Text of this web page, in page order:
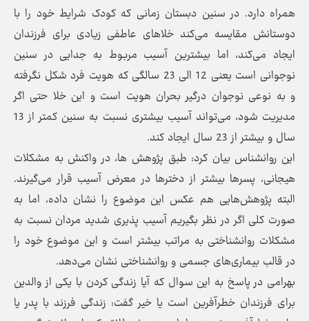
همراه دارد. در سنین دبستان زمانی که کودک شرایط خود را با
دوستانش مقایسه می‌کند خلا‌های عاطفی زیادی برای فرزندان
ایجاد می‌کند، اما بیشترین آسیب مربوط به جدایی در سنین
نوجوانی است یعنی 12 الی 23 سالگی که هویت فرد شکل نگرفته
و به نوعی نوجوان درگیر بحران هویت است و این خلا حتی اگر
مدیریت شود، می‌تواند آسیب بیشتری نسبت به سنین کمتر از 13
سال و بیشتر از 23 سال ایجاد کند.
این روانشناس بیان کرد: طبق پژوهش ها، در واکنش به مشکلات
هیجانی، پسر‌ها بیشتر از دختر‌ها در معرض آسیب قرار می‌گیرند.
البته پژوهش‌هایی هم عکس این موضوع را نشان داده، اما به
صورت کلی اگر در نظر بگیریم آسیب پذیری شدید مردان نسبت به
مشکلات روانشناختی به مراتب بیشتر است و این موضوع خود را
در قالب بیماری‌های جسمی و روانشناختی نشان می‌دهد.
بهرامی در پاسخ به این سوال که آیا زندگی کردن با یکی از والدین
برای فرزندان خطرآفرین است یا خیر گفت: زندگی فرزند با پدر یا